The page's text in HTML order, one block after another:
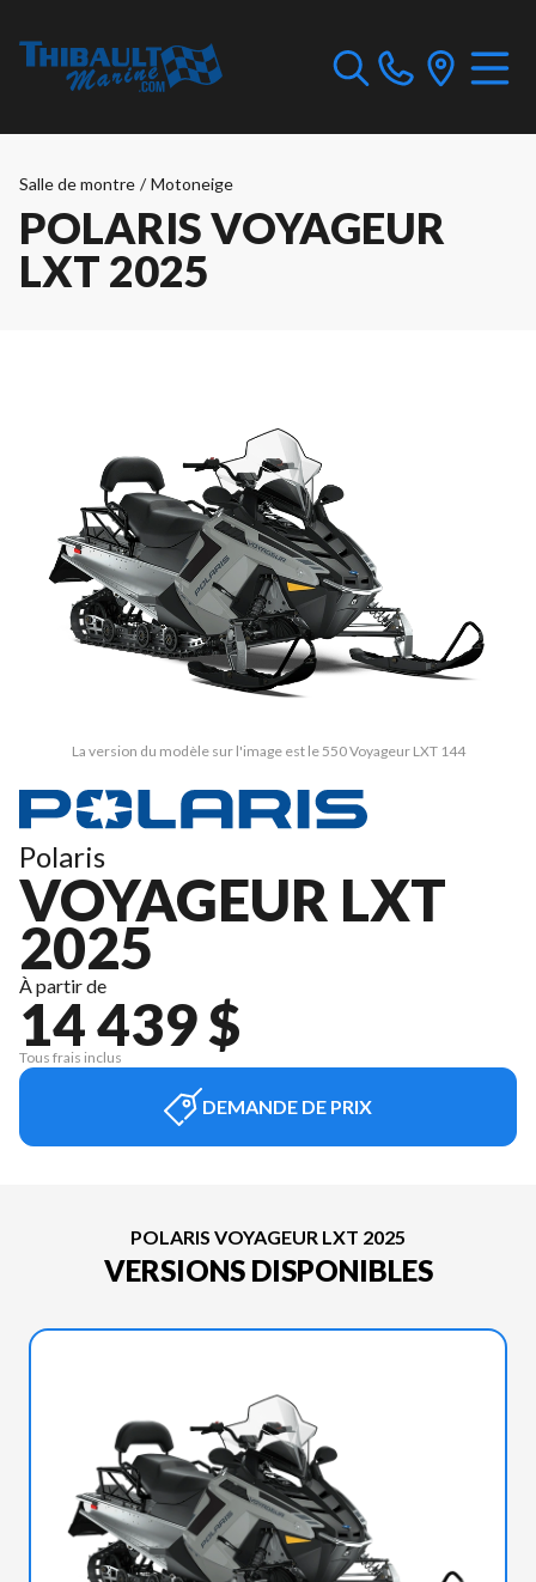
Salle de montre / Motoneige
POLARIS VOYAGEUR
LXT 2025
La version du modèle sur l'image est le 550 Voyageur LXT 144
Polaris
VOYAGEUR LXT
2025
À partir de
14 439 $
Tous frais inclus
DEMANDE DE PRIX
POLARIS VOYAGEUR LXT 2025
VERSIONS DISPONIBLES